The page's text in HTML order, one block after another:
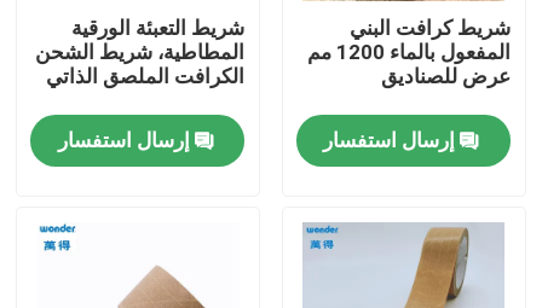
بيت
فيديوهات
شريط كرافت البني
المفعول بالماء 1200 مم
عرض للصناديق
إرسال استفسار
شريط التعبئة الورقية
المطاطية، شريط الشحن
الكرافت الملصق الذاتي
إرسال استفسار